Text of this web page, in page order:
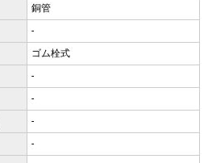
銅管
-
ゴム栓式
-
-
-
-